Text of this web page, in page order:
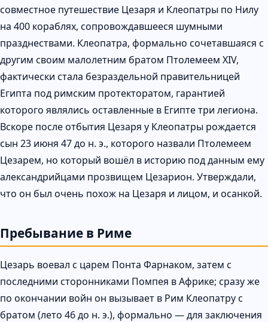
совместное путешествие Цезаря и Клеопатры по Нилу
на 400 кораблях, сопровождавшееся шумными
празднествами. Клеопатра, формально сочетавшаяся с
другим своим малолетним братом Птолемеем XIV,
фактически стала безраздельной правительницей
Египта под римским протекторатом, гарантией
которого являлись оставленные в Египте три легиона.
Вскоре после отбытия Цезаря у Клеопатры рождается
сын 23 июня 47 до н. э., которого назвали Птолемеем
Цезарем, но который вошёл в историю под данным ему
александрийцами прозвищем Цезарион. Утверждали,
что он был очень похож на Цезаря и лицом, и осанкой.
Пребывание в Риме
Цезарь воевал с царем Понта Фарнаком, затем с
последними сторонниками Помпея в Африке; сразу же
по окончании войн он вызывает в Рим Клеопатру с
братом (лето 46 до н. э.), формально — для заключения